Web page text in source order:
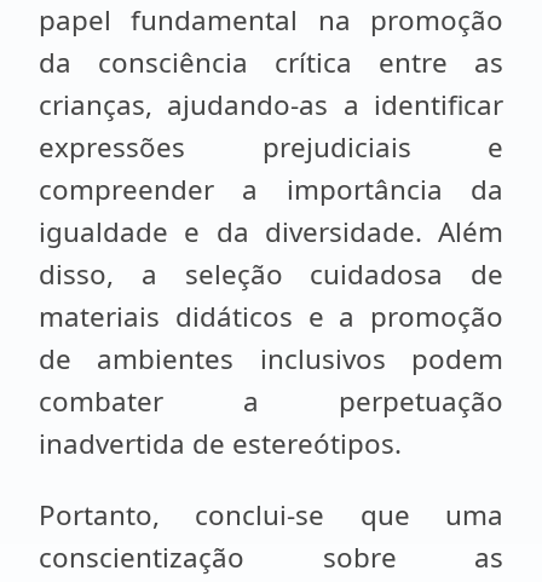
papel fundamental na promoção
da consciência crítica entre as
crianças, ajudando-as a identificar
expressões prejudiciais e
compreender a importância da
igualdade e da diversidade. Além
disso, a seleção cuidadosa de
materiais didáticos e a promoção
de ambientes inclusivos podem
combater a perpetuação
inadvertida de estereótipos.
Portanto, conclui-se que uma
conscientização sobre as